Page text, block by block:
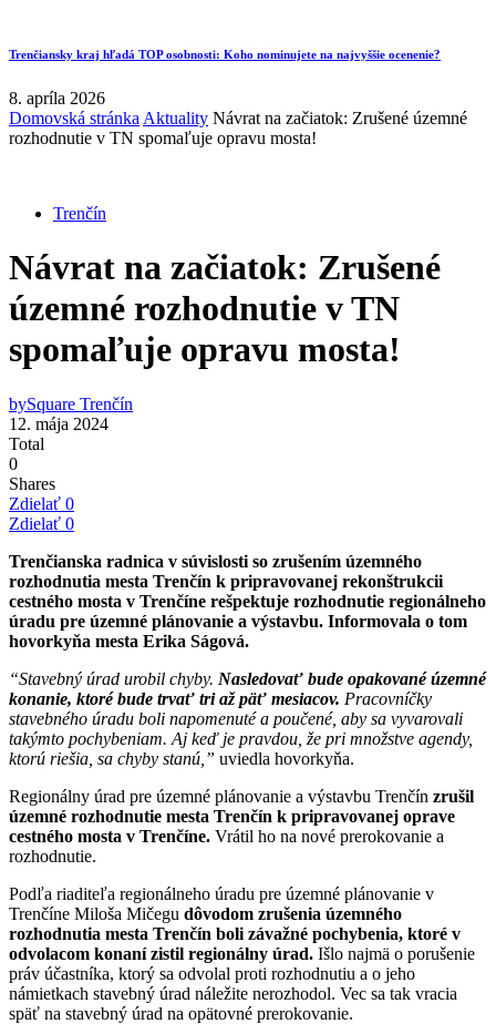
Trenčiansky kraj hľadá TOP osobnosti: Koho nominujete na najvyššie ocenenie?
8. apríla 2026
Domovská stránka Aktuality Návrat na začiatok: Zrušené územné
rozhodnutie v TN spomaľuje opravu mosta!
Trenčín
Návrat na začiatok: Zrušené
územné rozhodnutie v TN
spomaľuje opravu mosta!
bySquare Trenčín
12. mája 2024
Total
0
Shares
Zdielať 0
Zdielať 0
Trenčianska radnica v súvislosti so zrušením územného
rozhodnutia mesta Trenčín k pripravovanej rekonštrukcii
cestného mosta v Trenčíne rešpektuje rozhodnutie regionálneho
úradu pre územné plánovanie a výstavbu. Informovala o tom
hovorkyňa mesta Erika Ságová.
“Stavebný úrad urobil chyby. Nasledovať bude opakované územné
konanie, ktoré bude trvať tri až päť mesiacov. Pracovníčky
stavebného úradu boli napomenuté a poučené, aby sa vyvarovali
takýmto pochybeniam. Aj keď je pravdou, že pri množstve agendy,
ktorú riešia, sa chyby stanú,” uviedla hovorkyňa.
Regionálny úrad pre územné plánovanie a výstavbu Trenčín zrušil
územné rozhodnutie mesta Trenčín k pripravovanej oprave
cestného mosta v Trenčíne. Vrátil ho na nové prerokovanie a
rozhodnutie.
Podľa riaditeľa regionálneho úradu pre územné plánovanie v
Trenčíne Miloša Mičegu dôvodom zrušenia územného
rozhodnutia mesta Trenčín boli závažné pochybenia, ktoré v
odvolacom konaní zistil regionálny úrad. Išlo najmä o porušenie
práv účastníka, ktorý sa odvolal proti rozhodnutiu a o jeho
námietkach stavebný úrad náležite nerozhodol. Vec sa tak vracia
späť na stavebný úrad na opätovné prerokovanie.